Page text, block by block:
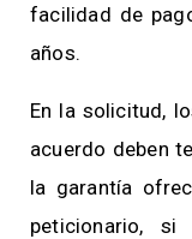
facilidad de
años.
En la solicitud,
acuerdo deben
la garantía
peticionario,